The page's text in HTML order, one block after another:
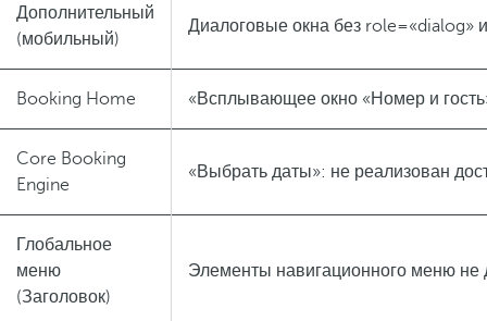
Дополнительный
(мобильный)
Диалоговые окна без role=«dialog»
Booking Home «Всплывающее окно «Номер и
Core Booking
Engine
«Выбрать даты»: не реализован
Глобальное
меню
(Заголовок)
Элементы навигационного меню